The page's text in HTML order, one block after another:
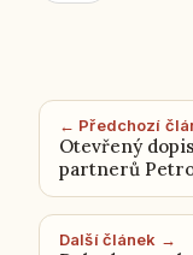
← Předchozí
Otevřený
partnerů
Další článek →